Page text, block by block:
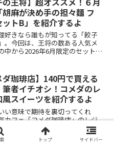
ルがとんでもなく高くて種類も
のウワサが絶えないので、その
認して参りました。
胡麻が決め手の担々麵 フ
ットB」を紹介するよ
好きなら誰もが知ってる「餃子
。今回は、王将の数ある人気メ
中から2026年6月限定のセットメ
ピートしたくなる味！やみつき
ルの実態を、みなさんに写真付
介します。
ダ珈琲店】140円で買える
者イチオシ！コメダのレ
風スイーツを紹介するよ
い意味で期待を裏切ってくれ
カフェ「コメダ珈琲店」のレジ
ツ。今回は、たった140円で買え
イチオシの和風スイーツ「コど
ご紹介します。まだ知らない方、
トップ サイドバー